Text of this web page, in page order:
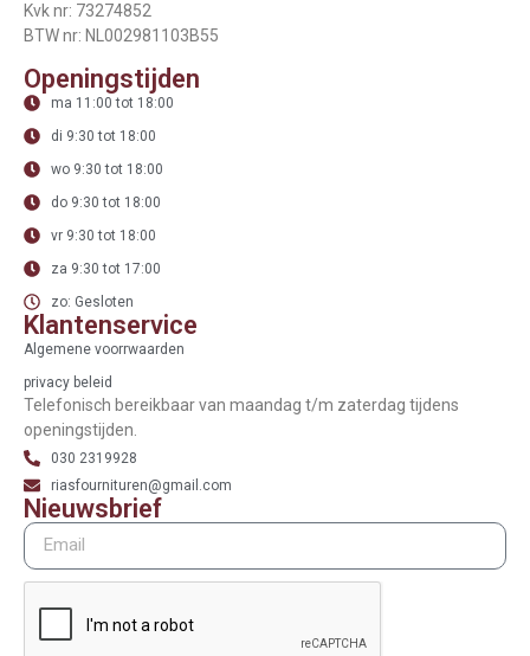
Kvk nr: 73274852
BTW nr: NL002981103B55
Openingstijden
ma 11:00 tot 18:00
di 9:30 tot 18:00
wo 9:30 tot 18:00
do 9:30 tot 18:00
vr 9:30 tot 18:00
za 9:30 tot 17:00
zo: Gesloten
Klantenservice
Algemene voorrwaarden
privacy beleid
Telefonisch bereikbaar van maandag t/m zaterdag tijdens
openingstijden.
030 2319928
riasfournituren@gmail.com
Nieuwsbrief